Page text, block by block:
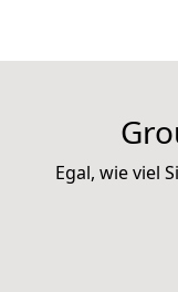
Egal, wie viel